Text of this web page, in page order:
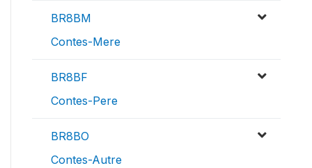
BR8BM
Contes-Mere
BR8BF
Contes-Pere
BR8BO
Contes-Autre